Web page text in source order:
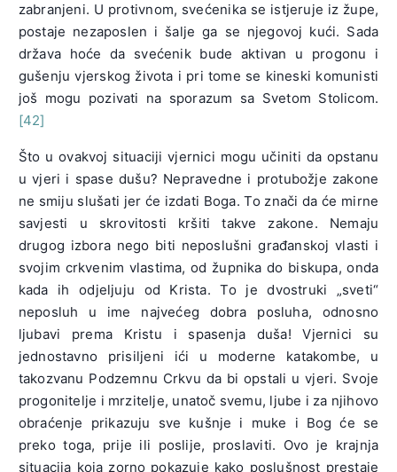
zabranjeni. U protivnom, svećenika se istjeruje iz župe,
postaje nezaposlen i šalje ga se njegovoj kući. Sada
država hoće da svećenik bude aktivan u progonu i
gušenju vjerskog života i pri tome se kineski komunisti
još mogu pozivati na sporazum sa Svetom Stolicom.
[42]
Što u ovakvoj situaciji vjernici mogu učiniti da opstanu
u vjeri i spase dušu? Nepravedne i protubožje zakone
ne smiju slušati jer će izdati Boga. To znači da će mirne
savjesti u skrovitosti kršiti takve zakone. Nemaju
drugog izbora nego biti neposlušni građanskoj vlasti i
svojim crkvenim vlastima, od župnika do biskupa, onda
kada ih odjeljuju od Krista. To je dvostruki „sveti“
neposluh u ime najvećeg dobra posluha, odnosno
ljubavi prema Kristu i spasenja duša! Vjernici su
jednostavno prisiljeni ići u moderne katakombe, u
takozvanu Podzemnu Crkvu da bi opstali u vjeri. Svoje
progonitelje i mrzitelje, unatoč svemu, ljube i za njihovo
obraćenje prikazuju sve kušnje i muke i Bog će se
preko toga, prije ili poslije, proslaviti. Ovo je krajnja
situacija koja zorno pokazuje kako poslušnost prestaje